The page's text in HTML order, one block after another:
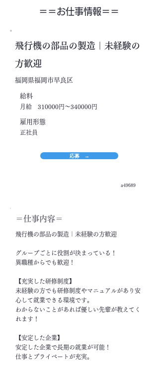
＝＝​お仕事情報＝＝
飛行機の部品の製造｜未経験の
方歓迎
福岡県福岡市早良区
​給料
月給 310000円～340000円
​雇用形態
正社員
応募 →
a49689
＝​仕事内容＝
飛行機の部品の製造｜未経験の方歓迎
グループごとに役割が決まっている！
異職種からでも歓迎！
【充実した研修制度】
未経験の方でも研修制度やマニュアルがあり安
心して就業できる環境です。
わからないことがあれば優しい先輩が教えてく
れます！
【安定した企業】
安定した企業で長期の就業が可能！
仕事とプライベートが充実。